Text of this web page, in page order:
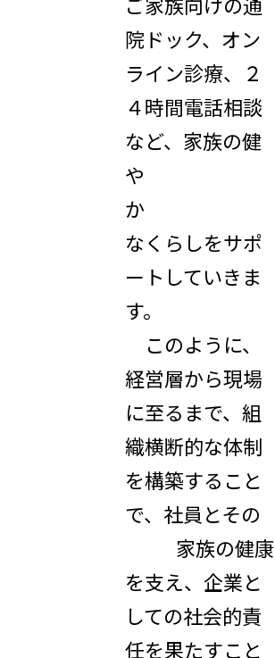
院ドック、オン
ライン診療、２
４時間電話相談
など、家族の健
や
か
なくらしをサポ
ートしていきま
す。
このように、
経営層から現場
に至るまで、組
織横断的な体制
を構築すること
で、社員とその
家族の健康
を支え、企業と
しての社会的責
任を果たすこと